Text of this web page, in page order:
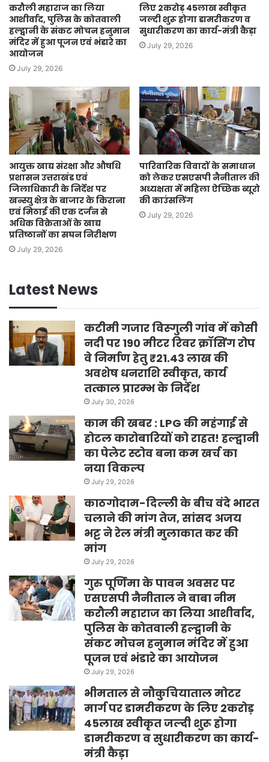
करौली महाराज का लिया
आशीर्वाद, पुलिस के कोतवाली
हल्द्वानी के संकट मोचन हनुमान
मंदिर में हुआ पूजन एवं भंडारे का
आयोजन
July 29, 2026
लिए 2करोड़ 45लाख स्वीकृत
जल्दी शुरू होगा डामरीकरण व
सुधारीकरण का कार्य-मंत्री कैड़ा
July 29, 2026
आयुक्त खाद्य संरक्षा और औषधि
प्रशासन उत्तराखंड एवं
जिलाधिकारी के निर्देश पर
खन्स्यु क्षेत्र के बाजार के किराना
एवं मिठाई की एक दर्जन से
अधिक विक्रेताओं के खाद्य
प्रतिष्ठानों का सघन निरीक्षण
July 29, 2026
पारिवारिक विवादों के समाधान
को लेकर एसएसपी नैनीताल की
अध्यक्षता में महिला ऐच्छिक ब्यूरो
की काउंसलिंग
July 29, 2026
Latest News
कटीमी गजार विस्गुली गांव में कोसी
नदी पर 190 मीटर रिवर क्रॉसिंग रोप
वे निर्माण हेतु ₹21.43 लाख की
अवशेष धनराशि स्वीकृत, कार्य
तत्काल प्रारम्भ के निर्देश
July 30, 2026
काम की खबर : LPG की महंगाई से
होटल कारोबारियों को राहत! हल्द्वानी
का पेलेट स्टोव बना कम खर्च का
नया विकल्प
July 29, 2026
काठगोदाम-दिल्ली के बीच वंदे भारत
चलाने की मांग तेज, सांसद अजय
भट्ट ने रेल मंत्री मुलाकात कर की
मांग
July 29, 2026
गुरु पूर्णिमा के पावन अवसर पर
एसएसपी नैनीताल ने बाबा नीम
करौली महाराज का लिया आशीर्वाद,
पुलिस के कोतवाली हल्द्वानी के
संकट मोचन हनुमान मंदिर में हुआ
पूजन एवं भंडारे का आयोजन
July 29, 2026
भीमताल से नौकुचियाताल मोटर
मार्ग पर डामरीकरण के लिए 2करोड़
45लाख स्वीकृत जल्दी शुरू होगा
डामरीकरण व सुधारीकरण का कार्य-
मंत्री कैड़ा